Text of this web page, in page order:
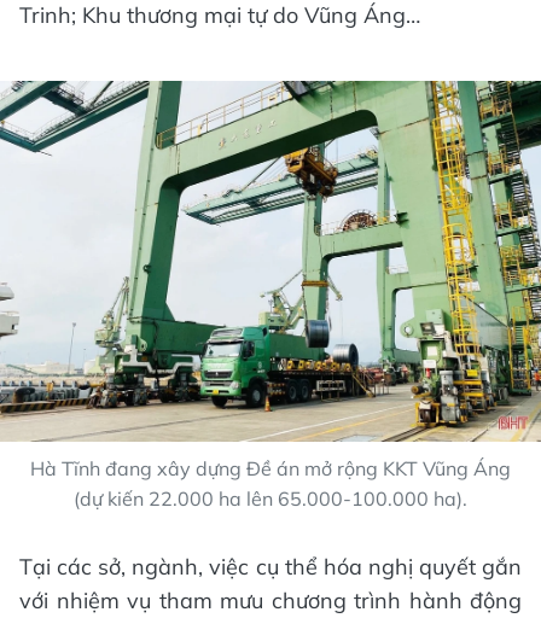
Trinh; Khu thương mại tự do Vũng Áng…
Hà Tĩnh đang xây dựng Đề án mở rộng KKT Vũng Áng
(dự kiến 22.000 ha lên 65.000-100.000 ha).
Tại các sở, ngành, việc cụ thể hóa nghị quyết gắn
với nhiệm vụ tham mưu chương trình hành động